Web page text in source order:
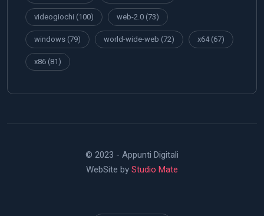
videogiochi (100) web-2.0 (73)
windows (79) world-wide-web (72) x64(67)
x86 (81)
© 2023 - Appunti Digitali
WebSite by Studio Mate